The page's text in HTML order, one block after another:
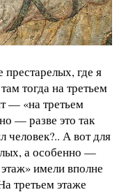
где я
тогда на третьем
— «на третьем
— разве это так
человек?.. А вот для
а особенно —
имели вполне
третьем этаже